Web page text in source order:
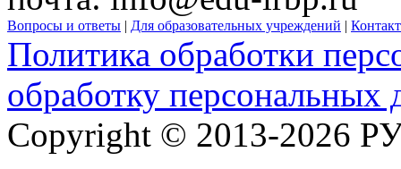
Вопросы и ответы | Для образовательных учреждений |
Политика обработки
обработку персональных
Copyright © 2013-2026